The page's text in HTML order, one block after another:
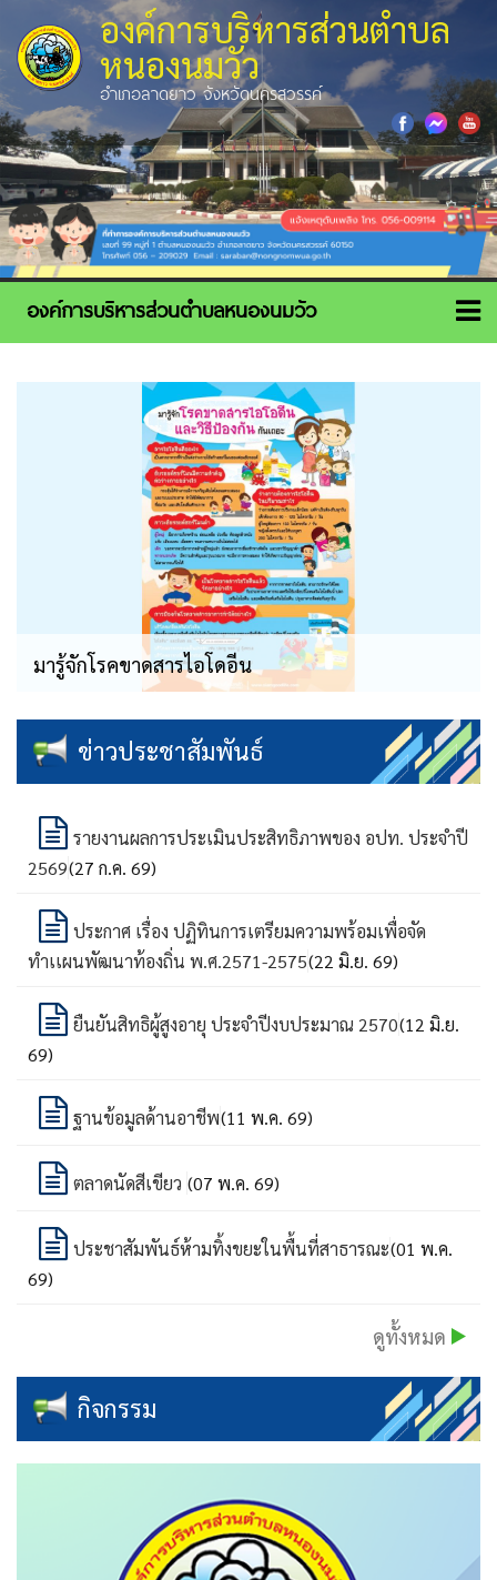
องค์การบริหารส่วนตำบล
หนองนมวัว
อำเภอลาดยาว จังหวัดนครสวรรค์
ขัดแยกขยะ
ข่าวประชาสัมพันธ์
รายงานผลการประเมินประสิทธิภาพของ อปท. ประจำปี
2569(27 ก.ค. 69)
ประกาศ เรื่อง ปฏิทินการเตรียมความพร้อมเพื่อจัด
ทำเเผนพัฒนาท้องถิ่น พ.ศ.2571-2575(22 มิ.ย. 69)
ยืนยันสิทธิผู้สูงอายุ ประจำปีงบประมาณ 2570(12 มิ.ย.
69)
ฐานข้อมูลด้านอาชีพ(11 พ.ค. 69)
ตลาดนัดสีเขียว (07 พ.ค. 69)
ประชาสัมพันธ์ห้ามทิ้งขยะในพื้นที่สาธารณะ(01 พ.ค.
69)
ดูทั้งหมด
กิจกรรม